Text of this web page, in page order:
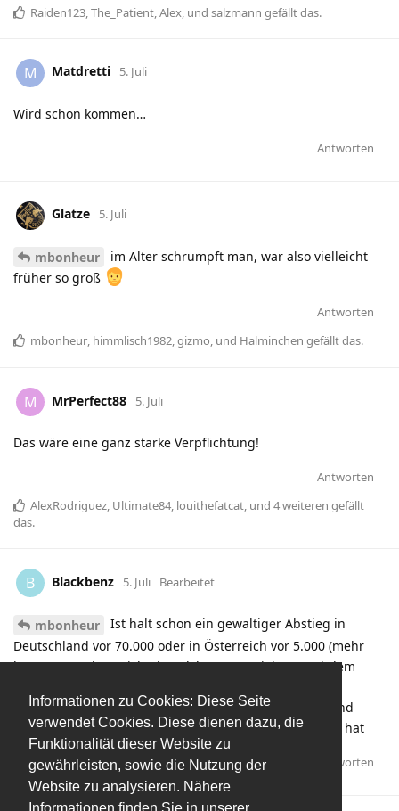
Informationen zu Cookies: Diese Seite
verwendet Cookies. Diese dienen dazu, die
Funktionalität dieser Website zu
gewährleisten, sowie die Nutzung der
Website zu analysieren. Nähere
Raiden123 The_Patient Alex , und salzmann gefällt das.
M Matdretti 5. Juli
Wird schon kommen…
Antworten
Glatze 5. Juli
mbonheur
im Alter schrumpft man, war also vielleicht
früher so groß
Antworten
mbonheur, himmlisch1982,gizmo, und Halminchen gefällt das.
M MrPerfect88 5. Juli
Das wäre eine ganz starke Verpflichtung!
Antworten
AlexRodriguez, Ultimate84, louithefatcat, und 4weiteren gefällt
das.
B Blackbenz 5. Juli Bearbeitet
mbonheur
Ist halt schon ein gewaltiger Abstieg in
Deutschland vor 70.000 oder in Österreich vor 5.000 (mehr
kommen sowieso nicht) in Salzburg zu spielen. Nachdem
Tabakovic halten. Wobei ich den für noch fitter halte und
sportlich wahrscheinlich auch noch höhere Ansprüche hat
Antworten
aXXithatauf diesen Beitrag geantwortet.